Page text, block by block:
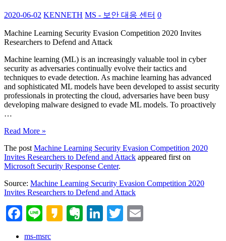
2020-06-02 KENNETH MS - 보안 대응 센터 0
Machine Learning Security Evasion Competition 2020 Invites
Researchers to Defend and Attack
Machine learning (ML) is an increasingly valuable tool in cyber
security as adversaries continually evolve their tactics and
techniques to evade detection. As machine learning has advanced
and sophisticated ML models have been developed to assist security
professionals in protecting the cloud, adversaries have been busy
developing malware designed to evade ML models. To proactively
…
Machine
Security
Evasion
Competition
Invites
Researchers
Defend
and
Read More »
The post Machine Learning Security Evasion Competition 2020
Invites Researchers to Defend and Attack appeared first on
Microsoft Security Response Center.
Source: Machine Learning Security Evasion Competition 2020
Invites Researchers to Defend and Attack
Facebook
LineKakaoEvernote
LinkedIn
Twitter
ms-msrc